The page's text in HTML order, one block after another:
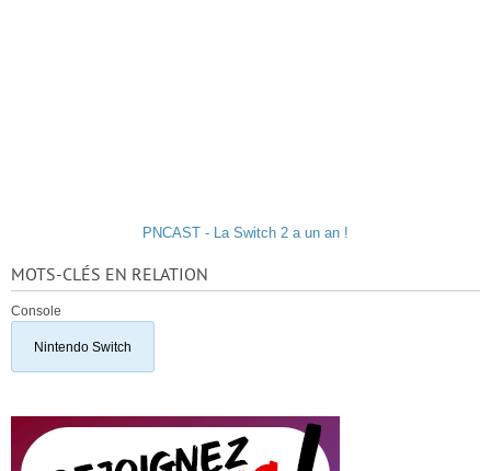
PNCAST - La Switch 2 a un an !
MOTS-CLÉS EN RELATION
Console
Nintendo Switch